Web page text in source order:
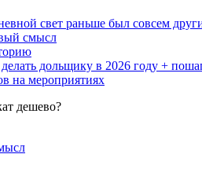
свет раньше был совсем
смысл
дольщику в 2026 году +
на мероприятиях
дешево?